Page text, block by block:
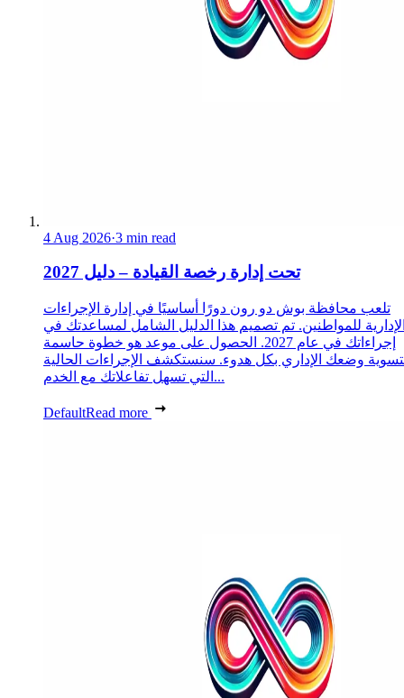
4 Aug 2026·3 min read
تحت إدارة رخصة القيادة – دليل 2027
تلعب محافظة بوش دو رون دورًا أساسيًا في إدارة الإجراءات
للمواطنين. تم تصميم هذا الدليل الشامل لمساعدتك في
إجراءاتك في عام 2027. الحصول على موعد هو خطوة حاسمة
وضعك الإداري بكل هدوء. سنستكشف الإجراءات الحالية
التي تسهل تفاعلاتك مع الخدم...
DefaultRead more